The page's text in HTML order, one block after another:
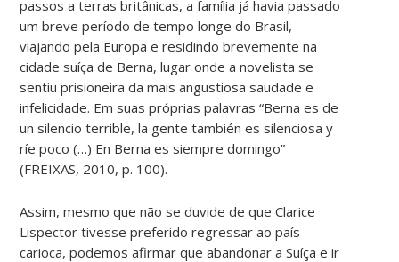
passos a terras britânicas, a família já havia passado
um breve período de tempo longe do Brasil,
viajando pela Europa e residindo brevemente na
cidade suíça de Berna, lugar onde a novelista se
sentiu prisioneira da mais angustiosa saudade e
infelicidade. Em suas próprias palavras “Berna es de
un silencio terrible, la gente también es silenciosa y
ríe poco (…) En Berna es siempre domingo”
(FREIXAS, 2010, p. 100).
Assim, mesmo que não se duvide de que Clarice
Lispector tivesse preferido regressar ao país
carioca, podemos afirmar que abandonar a Suíça e ir